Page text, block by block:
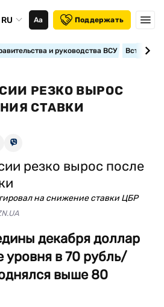
RU Аа Поддержать
и руководства ВСУ
РЕЗКО ВЫРОС
СТАВКИ
на снижение ставки ЦБР
декабря доллар
уровня в 70 рубль/
выше 80